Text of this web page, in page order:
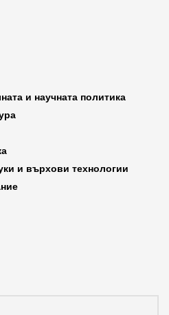
и научната политика
и върхови технологии